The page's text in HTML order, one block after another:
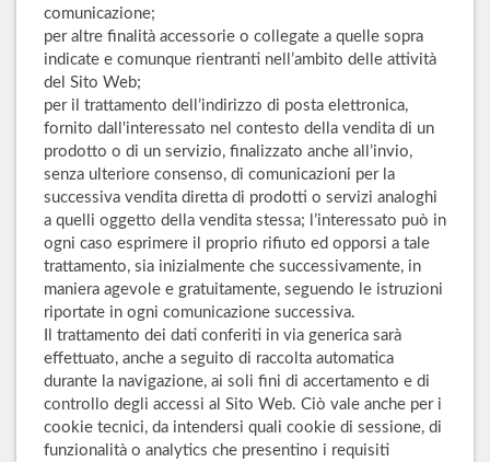
comunicazione;
per altre finalità accessorie o collegate a quelle sopra
indicate e comunque rientranti nell’ambito delle attività
del Sito Web;
per il trattamento dell’indirizzo di posta elettronica,
fornito dall'interessato nel contesto della vendita di un
prodotto o di un servizio, finalizzato anche all’invio,
senza ulteriore consenso, di comunicazioni per la
successiva vendita diretta di prodotti o servizi analoghi
a quelli oggetto della vendita stessa; l’interessato può in
ogni caso esprimere il proprio rifiuto ed opporsi a tale
trattamento, sia inizialmente che successivamente, in
maniera agevole e gratuitamente, seguendo le istruzioni
riportate in ogni comunicazione successiva.
Il trattamento dei dati conferiti in via generica sarà
effettuato, anche a seguito di raccolta automatica
durante la navigazione, ai soli fini di accertamento e di
controllo degli accessi al Sito Web. Ciò vale anche per i
cookie tecnici, da intendersi quali cookie di sessione, di
funzionalità o analytics che presentino i requisiti